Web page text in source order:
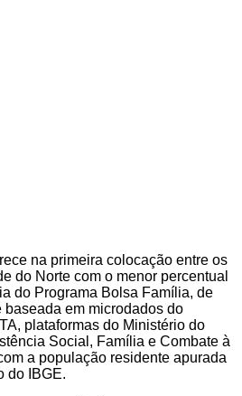
na primeira colocação entre os
do Norte com o menor percentual
do Programa Bolsa Família, de
em microdados do
plataformas do Ministério do
Social, Família e Combate à
a população residente apurada
do IBGE.